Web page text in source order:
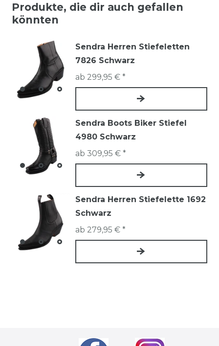
Produkte, die dir auch gefallen
könnten
Sendra Herren Stiefeletten
7826 Schwarz
ab 299,95 € *
Sendra Boots Biker Stiefel
4980 Schwarz
ab 309,95 € *
Sendra Herren Stiefelette 1692
Schwarz
ab 279,95 € *